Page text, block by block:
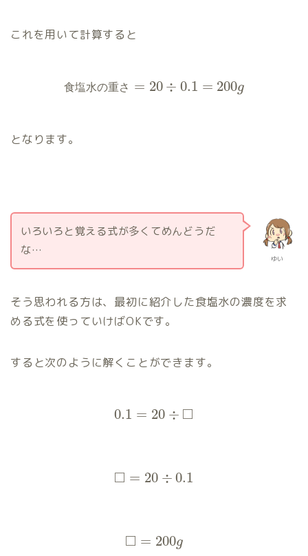
これを用いて計算すると
食塩水の重さ = 20 ÷ 0.1 = 200g
となります。
ゆい
いろいろと覚える式が多くてめんどうだ
な…
そう思われる方は、最初に紹介した食塩水の濃度を求
める式を使っていけばOKです。
すると次のように解くことができます。
0.1 = 20 ÷ □
□ = 20 ÷ 0.1
□ = 200g